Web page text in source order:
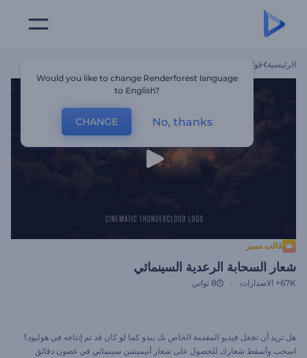
الرئيسية قوالب
قالب مميز
شعار السحابة الرعدية السينمائي
67K+ الاصدارات 8 ثواني
هل تريد أن تجعل فيديو المقدمة الخاص بك يبدو كما لو كان قد تم إنتاجه في هوليود؟
اسحب وأسقط شعارك للحصول على شعار أنيميشن سينمائي في غضون دقائق
Would you like to change Renderforest language
to English?
CHANGE No, thanks